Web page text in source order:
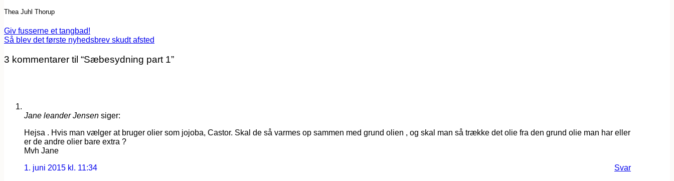
Thea Juhl Thorup
Giv fusserne et tangbad!
Så blev det første nyhedsbrev skudt afsted
3 kommentarer til “Sæbesydning part 1”
Jane leander Jensen siger:
Hejsa . Hvis man vælger at bruger olier som jojoba, Castor. Skal de så varmes op sammen med grund olien , og skal man så trække det olie fra den grund olie man har eller
er de andre olier bare extra ?
Mvh Jane
1. juni 2015 kl. 11:34
Svar